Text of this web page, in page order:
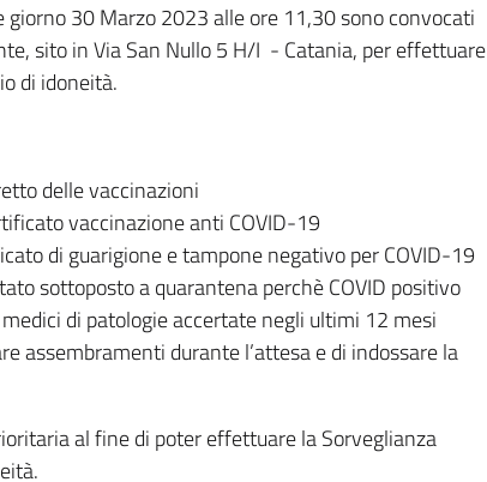
30 Marzo 2023 alle ore 11,30 sono convocati
sito in Via San Nullo 5 H/I - Catania, per effettuare
di idoneità.
delle vaccinazioni
vaccinazione anti COVID-19
di guarigione e tampone negativo per COVID-19
sottoposto a quarantena perchè COVID positivo
di patologie accertate negli ultimi 12 mesi
assembramenti durante l’attesa e di indossare la
al fine di poter effettuare la Sorveglianza